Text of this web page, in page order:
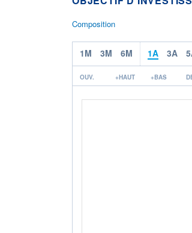
Composition
1M 3M 6M 1A 3A
OUV. +HAUT +BAS